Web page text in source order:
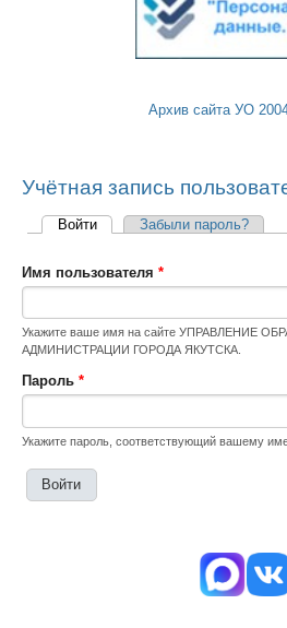
Архив сайта УО
Учётная запись
Главные вкладки
Войти(активная вкладка)
Забыли пароль?
Имя пользователя *
Укажите ваше имя на сайте УПРАВЛЕНИЕ
АДМИНИСТРАЦИИ ГОРОДА ЯКУТСКА.
Пароль *
Укажите пароль, соответствующий вашему